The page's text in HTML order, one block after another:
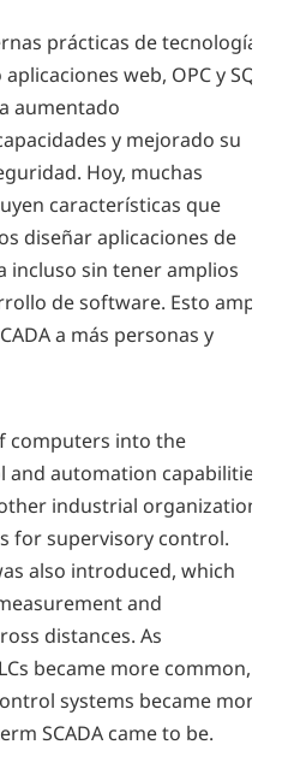
prácticas de tecnologías
web, OPC y SQL
aumentado
y mejorado su
Hoy, muchas
características que
diseñar aplicaciones de
incluso sin tener amplios
de software. Esto amplía
a más personas y
computers into the
and automation capabilities
industrial organizations
for supervisory control.
also introduced, which
and
distances. As
became more common,
systems became more
SCADA came to be.